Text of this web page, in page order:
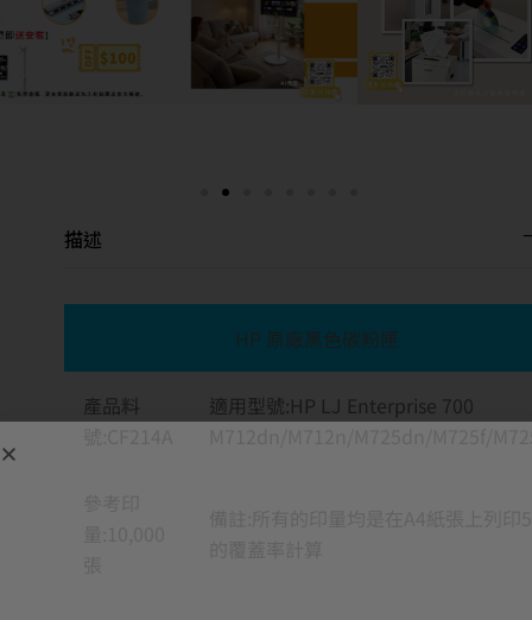
描述
HP 原廠黑色碳粉匣
產品料
適用型號:HP LJ Enterprise 700